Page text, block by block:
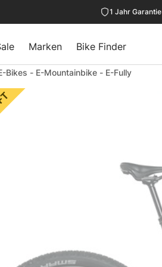
1 Jahr Garantie
Marken Bike Finder
Bikes - E-Mountainbike - E-Fully